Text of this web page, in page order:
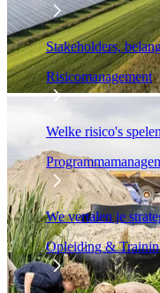
Stakeholders,
Risicomanagement
Welke risico's
We vertalen je
Opleiding &